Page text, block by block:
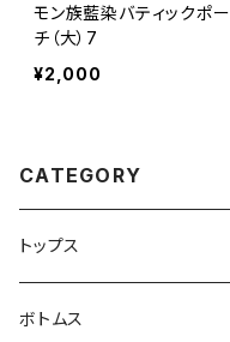
モン族藍染バティックポー
チ（大）7
¥2,000
CATEGORY
トップス
ボトムス